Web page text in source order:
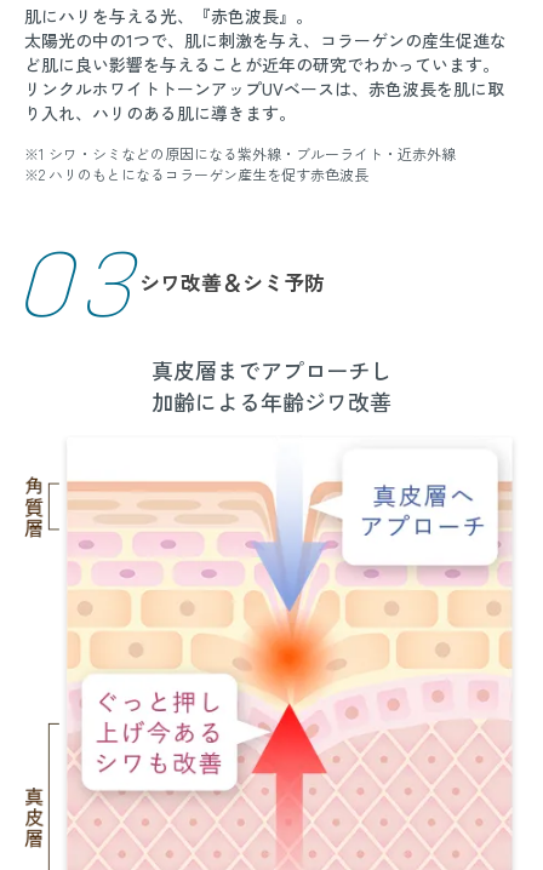
肌にハリを与える光、『赤色波長』。
太陽光の中の1つで、肌に刺激を与え、コラーゲンの産生促進な
ど肌に良い影響を与えることが近年の研究でわかっています。
リンクルホワイトトーンアップUVベースは、赤色波長を肌に取
り入れ、ハリのある肌に導きます。
※1 シワ・シミなどの原因になる紫外線・ブルーライト・近赤外線
※2 ハリのもとになるコラーゲン産生を促す赤色波長
03シワ改善＆シミ予防
真皮層までアプローチし
加齢による年齢ジワ改善